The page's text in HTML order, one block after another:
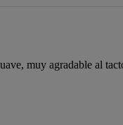
muy agradable al